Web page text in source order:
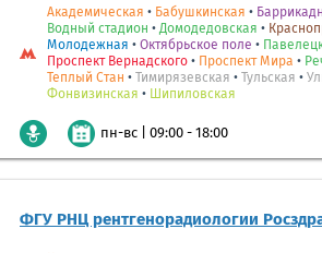
Академическая • Бабушкинская •
Водный стадион • Домодедовская •
Молодежная • Октябрьское поле •
Проспект Вернадского • Проспект Мира •
Теплый Стан • Тимирязевская • Тульская •
Фонвизинская • Шипиловская
пн-вс 09:00 - 18:00
ФГУ РНЦ рентгенорадиологии